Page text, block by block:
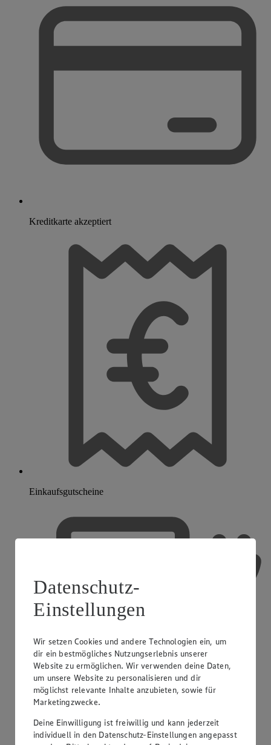
Kreditkarte akzeptiert
Einkaufsgutscheine
Datenschutz-
Einstellungen
Wir setzen Cookies und andere Technologien ein, um
dir ein bestmögliches Nutzungserlebnis unserer
Website zu ermöglichen. Wir verwenden deine Daten,
um unsere Website zu personalisieren und dir
möglichst relevante Inhalte anzubieten, sowie für
Marketingzwecke.
Deine Einwilligung ist freiwillig und kann jederzeit
individuell in den Datenschutz-Einstellungen angepasst